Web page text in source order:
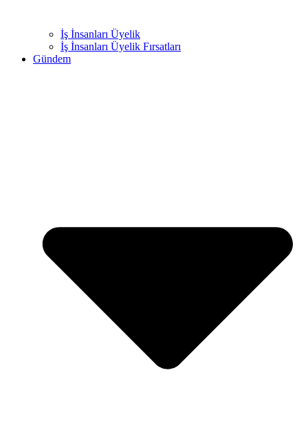
İş İnsanları Üyelik
İş İnsanları Üyelik Fırsatları
Gündem